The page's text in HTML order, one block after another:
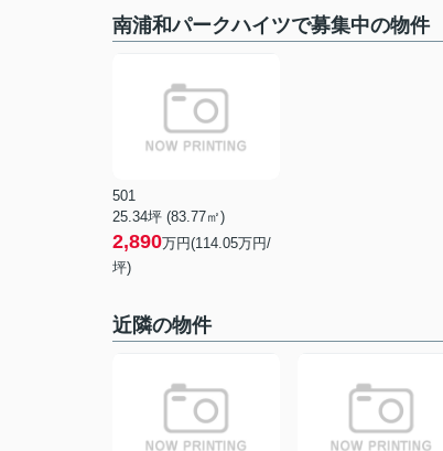
南浦和パークハイツで募集中の物件
501
25.34坪 (83.77㎡)
2,890万円(114.05万円/
坪)
近隣の物件